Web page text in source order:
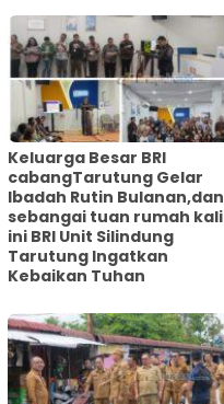
Keluarga Besar BRI
cabangTarutung Gelar
Ibadah Rutin Bulanan,dan
sebangai tuan rumah kali
ini BRI Unit Silindung
Tarutung Ingatkan
Kebaikan Tuhan